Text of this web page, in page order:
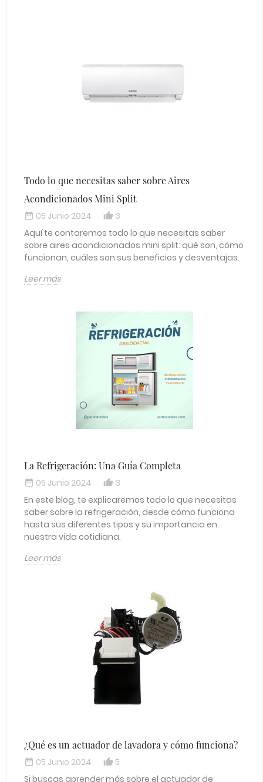
Todo lo que necesitas saber sobre Aires
Acondicionados Mini Split
date_range 05 Junio 2024 thumb_up_alt
3
Aquí te contaremos todo lo que necesitas saber
sobre aires acondicionados mini split: qué son, cómo
funcionan, cuáles son sus beneficios y desventajas.
Leer más
La Refrigeración: Una Guía Completa
date_range 05 Junio 2024 thumb_up_alt
3
En este blog, te explicaremos todo lo que necesitas
saber sobre la refrigeración, desde cómo funciona
hasta sus diferentes tipos y su importancia en
nuestra vida cotidiana.
Leer más
¿Qué es un actuador de lavadora y cómo funciona?
date_range 05 Junio 2024 thumb_up_alt
5
Si buscas aprender más sobre el actuador de